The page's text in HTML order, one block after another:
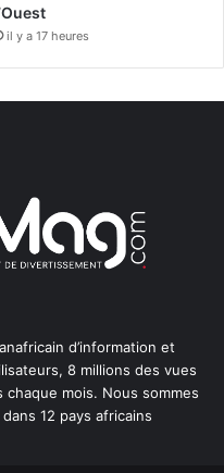
il y a 17 heures
d’information et
8 millions des vues
mois. Nous sommes
12 pays africains